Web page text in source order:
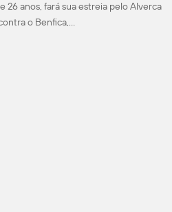
anos, fará sua estreia pelo Alverca
o Benfica,…